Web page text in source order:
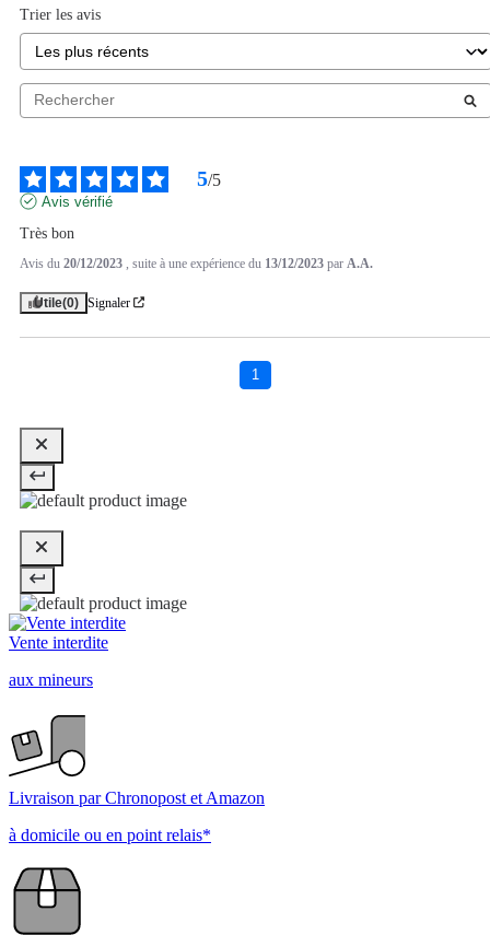
Trier les avis
5/5
Avis vérifié
Très bon
Avis du 20/12/2023 , suite à une expérience du 13/12/2023 par A.A.
Utile(0) Signaler
1
Vente interdite
aux mineurs
Livraison par Chronopost et Amazon
à domicile ou en point relais*